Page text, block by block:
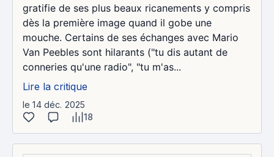
gratifie de ses plus beaux ricanements y compris
dès la première image quand il gobe une
mouche. Certains de ses échanges avec Mario
Van Peebles sont hilarants ("tu dis autant de
conneries qu'une radio", "tu m'as...
Lire la critique
le 14 déc. 2025
18